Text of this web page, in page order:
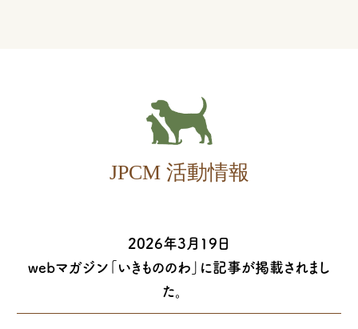
JPCM 活動情報
2026年3月19日
webマガジン「いきもののわ」に記事が掲載されまし
た。